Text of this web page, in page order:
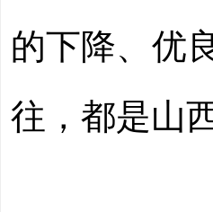
的下降、优
往，都是山